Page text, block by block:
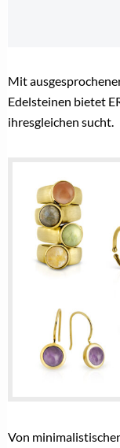
Mit
Edelsteinen bietet
ihresgleichen sucht.
Von